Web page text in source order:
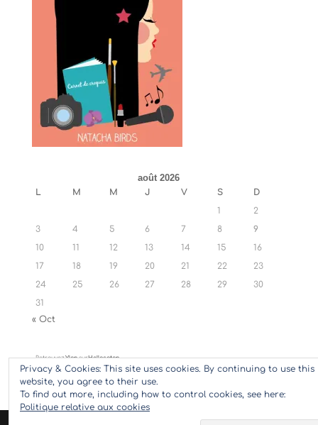
août 2026
L M M J V S
D
1
2
3
4 5 6 7 8
9
10
11 12 13 14 15
16
17
18 19 20 21 22
23
24
25 26 27 28 29
30
31
« Oct
RetrouvezYlansurHellocoton
Privacy & Cookies: This site uses cookies. By continuing to use this
website, you agree to their use.
To find out more, including how to control cookies, see here:
Politique relative aux cookies